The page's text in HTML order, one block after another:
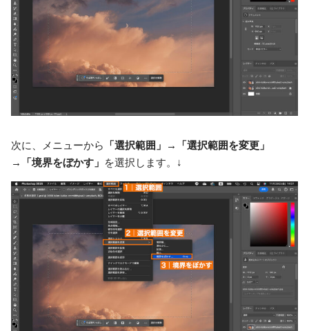
次に、メニューから
「選択範囲」→「選択範囲を変更」
→「境界をぼかす」 を選択します。↓